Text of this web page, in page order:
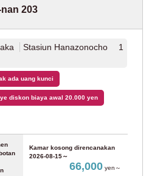
203
Stasiun Hanazonocho 1
ada uang kunci
diskon biaya awal 20.000 yen
Kamar kosong direncanakan
2026-08-15～
66,000yen～
(4)